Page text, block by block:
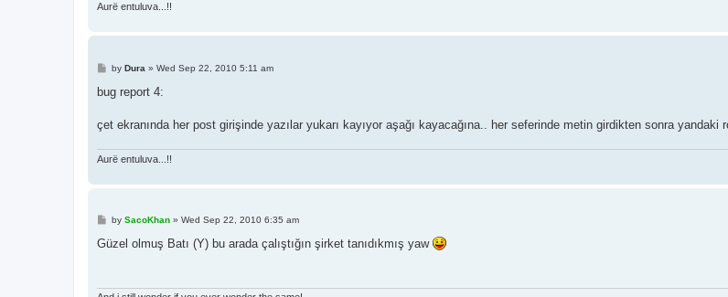
Aurë entuluva...!!
P
s
by Dura » Wed Sep 22, 2010 5:11 am
bug report 4:
çet ekranında her post girişinde yazılar yukarı kayıyor aşağı kayacağına.. her seferinde metin girdikten sonra yandaki
Aurë entuluva...!!
P
s
by SacoKhan» Wed Sep 22, 2010 6:35 am
Güzel olmuş Batı (Y) bu arada çalıştığın şirket tanıdıkmış yaw